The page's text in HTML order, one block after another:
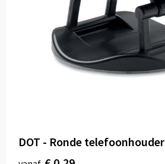
DOT - Ronde telefoonhouder